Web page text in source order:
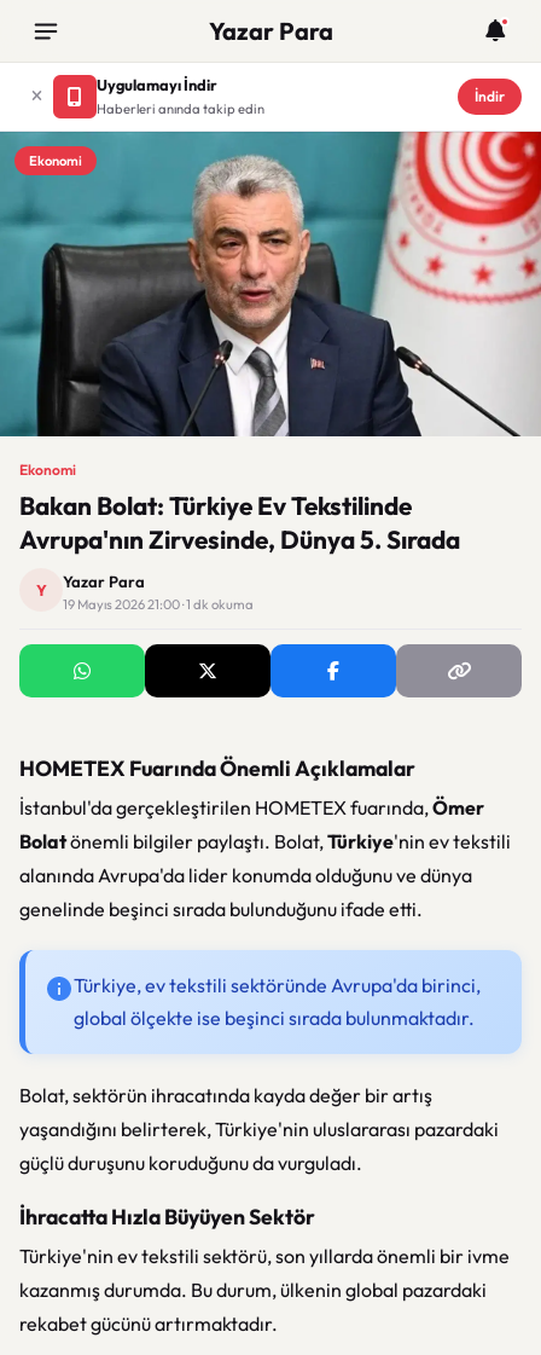
Yazar Para
Uygulamayı İndir
Haberleri anında takip edin
İndir
Ekonomi
Ekonomi
Bakan Bolat: Türkiye Ev Tekstilinde
Avrupa'nın Zirvesinde, Dünya 5. Sırada
Y Yazar Para
19 Mayıs 2026 21:00 · 1 dk okuma
HOMETEX Fuarında Önemli Açıklamalar
İstanbul'da gerçekleştirilen HOMETEX fuarında,Ömer
Bolatönemli bilgiler paylaştı. Bolat,Türkiye'nin ev tekstili
alanında Avrupa'da lider konumda olduğunu ve dünya
genelinde beşinci sırada bulunduğunu ifade etti.
Türkiye, ev tekstili sektöründe Avrupa'da birinci,
global ölçekte ise beşinci sırada bulunmaktadır.
Bolat, sektörün ihracatında kayda değer bir artış
yaşandığını belirterek, Türkiye'nin uluslararası pazardaki
güçlü duruşunu koruduğunu da vurguladı.
İhracatta Hızla Büyüyen Sektör
Türkiye'nin ev tekstili sektörü, son yıllarda önemli bir ivme
kazanmış durumda. Bu durum, ülkenin global pazardaki
rekabet gücünü artırmaktadır.